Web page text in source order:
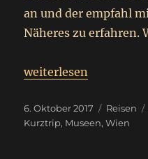
an und der empfahl
Näheres zu erfahren.
„Kurztrip nach Wien“
weiterlesen
Veröffentlicht
am
6. Oktober 2017 Reisen
Kurztrip, Museen,Wien